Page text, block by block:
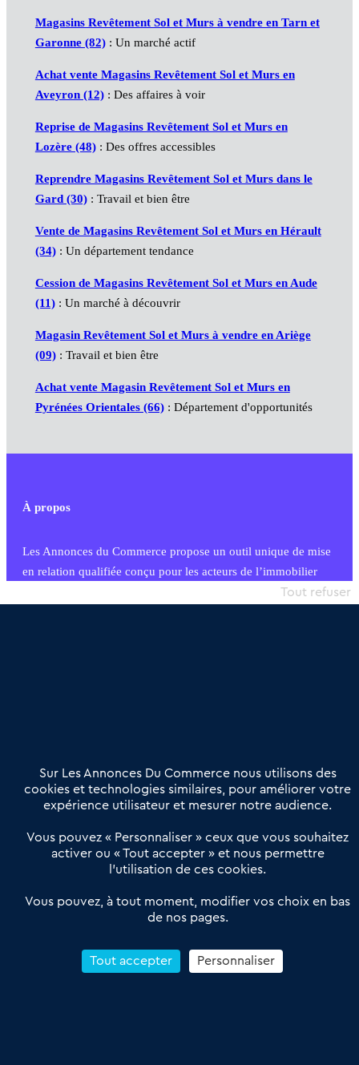
Magasins Revêtement Sol et Murs à vendre en Tarn et
Garonne (82): Un marché actif
Achat vente Magasins Revêtement Sol et Murs en
Aveyron (12): Des affaires à voir
Reprise de Magasins Revêtement Sol et Murs en
Lozère (48): Des offres accessibles
Reprendre Magasins Revêtement Sol et Murs dans le
Gard (30): Travail et bien être
Vente de Magasins Revêtement Sol et Murs en Hérault
(34): Un département tendance
Cession de Magasins Revêtement Sol et Murs en Aude
(11): Un marché à découvrir
Magasin Revêtement Sol et Murs à vendre en Ariège
(09): Travail et bien être
Achat vente Magasin Revêtement Sol et Murs en
Pyrénées Orientales (66): Département d'opportunités
À propos
Les Annonces du Commerce propose un outil unique de mise
en relation qualifiée conçu pour les acteurs de l’immobilier
commercial et les collectivités territoriales, simple et intégrant
Offres Pro
Actualités
Qui sommes nous ?
Derniers articles
Réseau 3C : un partenaire national dédié aux transactions
Petitscommerces : Un partenariat au service du commerce de
proximité et des territoires
Reprendre un Restaurant Rapide
Sur Les Annonces Du Commerce nous utilisons des
cookies et technologies similaires, pour améliorer votre
expérience utilisateur et mesurer notre audience.
Vous pouvez « Personnaliser » ceux que vous souhaitez
activer ou « Tout accepter » et nous permettre
l’utilisation de ces cookies.
Vous pouvez, à tout moment, modifier vos choix en bas
de nos pages.
Tout accepter
Tout refuser
Personnaliser